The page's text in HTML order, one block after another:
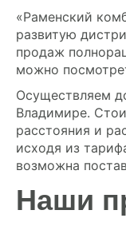
«Раменский
развитую
продаж
можно
Осуществляем
Владимире.
расстояния и
исходя из
возможна
Наши